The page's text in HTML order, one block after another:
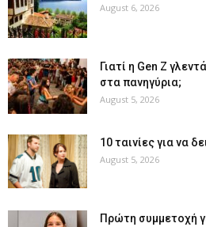
August 6, 2026
Γιατί η Gen Z
στα πανηγύρια;
August 5, 2026
10 ταινίες για να
August 5, 2026
Πρώτη συμμετοχή